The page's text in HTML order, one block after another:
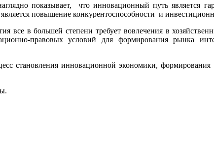
показывает, что инновационный путь является
повышение конкурентоспособности и
в большей степени требует вовлечения в
правовых условий для формирования рынка
становления инновационной экономики,